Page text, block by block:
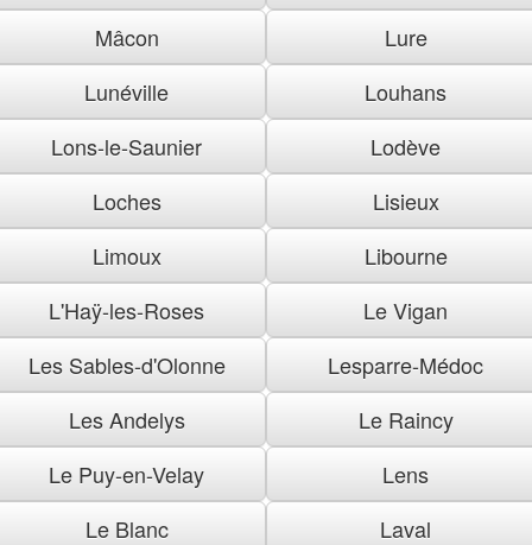
Mâcon
Lure
Lunéville
Louhans
Lons-le-Saunier
Lodève
Loches
Lisieux
Limoux
Libourne
L'Haÿ-les-Roses
Le Vigan
Les Sables-d'Olonne
Lesparre-Médoc
Les Andelys
Le Raincy
Le Puy-en-Velay
Lens
Le Blanc
Laval